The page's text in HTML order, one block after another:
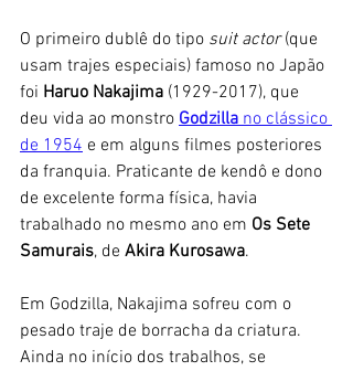
O primeiro dublê do tipo suit actor (que
usam trajes especiais) famoso no Japão
foi Haruo Nakajima (1929-2017), que
deu vida ao monstro Godzilla no clássico
de 1954 e em alguns filmes posteriores
da franquia. Praticante de kendô e dono
de excelente forma física, havia
trabalhado no mesmo ano em Os Sete
Samurais, de Akira Kurosawa.
Em Godzilla, Nakajima sofreu com o
pesado traje de borracha da criatura.
Ainda no início dos trabalhos, se